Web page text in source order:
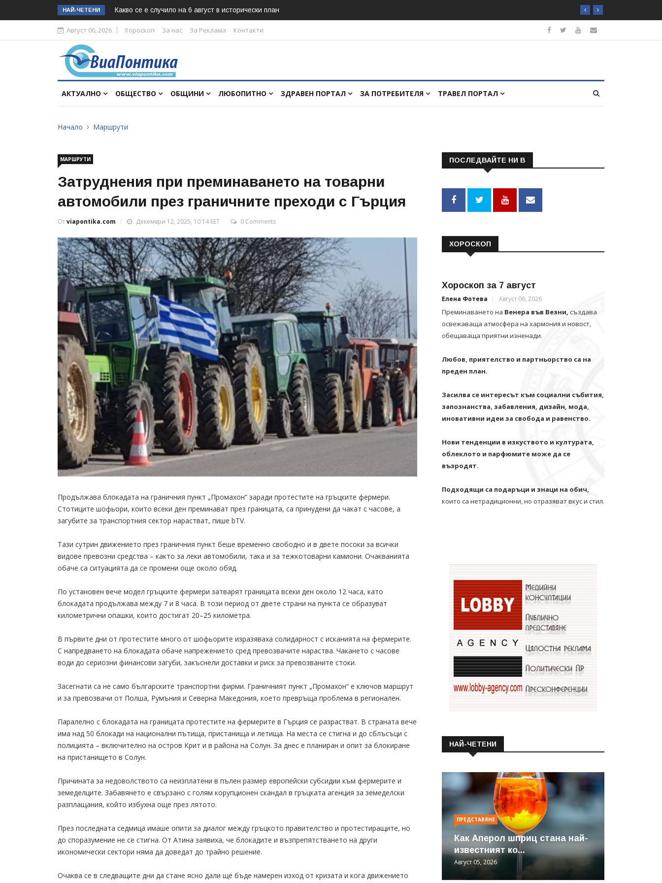
НАЙ-ЧЕТЕНИ Какво се е случило на 6 август в исторически план
Август 06, 2026 Хороскоп За нас За Реклама Контакти
АКТУАЛНО ОБЩЕСТВО ОБЩИНИ ЛЮБОПИТНО ЗДРАВЕН ПОРТАЛ ЗА ПОТРЕБИТЕЛЯ ТРАВЕЛ ПОРТАЛ
Начало Маршрути
МАРШРУТИ
Затруднения при преминаването на товарни
автомобили през граничните преходи с Гърция
Отviapontika.com Декември 12, 2025, 10:14 EET 0 Comments
Продължава блокадата на граничния пункт „Промахон“ заради протестите на гръцките фермери.
Стотиците шофьори, които всеки ден преминават през границата, са принудени да чакат с часове, а
загубите за транспортния сектор нарастват, пише bTV.
Тази сутрин движението през граничния пункт беше временно свободно и в двете посоки за всички
видове превозни средства – както за леки автомобили, така и за тежкотоварни камиони. Очакванията
обаче са ситуацията да се промени още около обяд.
По установен вече модел гръцките фермери затварят границата всеки ден около 12 часа, като
блокадата продължава между 7 и 8 часа. В този период от двете страни на пункта се образуват
километрични опашки, които достигат 20–25 километра.
В първите дни от протестите много от шофьорите изразяваха солидарност с исканията на фермерите.
С напредването на блокадата обаче напрежението сред превозвачите нараства. Чакането с часове
води до сериозни финансови загуби, закъснели доставки и риск за превозваните стоки.
Засегнати са не само българските транспортни фирми. Граничният пункт „Промахон“ е ключов маршрут
и за превозвачи от Полша, Румъния и Северна Македония, което превръща проблема в регионален.
Паралелно с блокадата на границата протестите на фермерите в Гърция се разрастват. В страната вече
има над 50 блокади на национални пътища, пристанища и летища. На места се стигна и до сблъсъци с
полицията – включително на остров Крит и в района на Солун. За днес е планиран и опит за блокиране
на пристанището в Солун.
Причината за недоволството са неизплатени в пълен размер европейски субсидии към фермерите и
земеделците. Забавянето е свързано с голям корупционен скандал в гръцката агенция за земеделски
разплащания, който избухна още през лятото.
През последната седмица имаше опити за диалог между гръцкото правителство и протестиращите, но
до споразумение не се стигна. От Атина заявиха, че блокадите и възпрепятстването на други
икономически сектори няма да доведат до трайно решение.
Очаква се в следващите дни да стане ясно дали ще бъде намерен изход от кризата и кога движението
ПОСЛЕДВАЙТЕ НИ В
ХОРОСКОП
Хороскоп за 7 август
Елена Фотева Август 06, 2026
Преминаването на Венера във Везни, създава
освежаваща атмосфера на хармония и новост,
обещаваща приятни изненади.
Любов, приятелство и партньорство са на
преден план.
Засилва се интересът към социални събития,
запознанства, забавления, дизайн, мода,
иновативни идеи за свобода и равенство.
Нови тенденции в изкуството и културата,
облеклото и парфюмите може да се
възродят.
Подходящи са подаръци и знаци на обич,
които са нетрадиционни, но отразяват вкус и стил.
НАЙ-ЧЕТЕНИ
ПРЕДСТАВЯНЕ
Как Аперол шприц стана най-
известният ко...
Август 05, 2026